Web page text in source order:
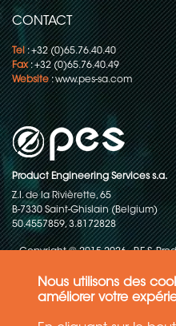
Nous utilisons des
améliorer votre
CONTACT
Tel: +32 (0)65.76.40.40
Fax: +32 (0)65.76.40.49
Website:www.pes-sa.com
Product Engineering Services s.a.
Z.I. de la Rivièrette, 65
B-7330 Saint-Ghislain (Belgium)
50.4557859, 3.8172828
Copyright © 2015-2026 - P.E.S.
Politique de